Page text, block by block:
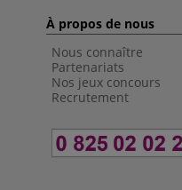
À propos de nous
Nous connaître
Partenariats
Nos jeux concours
Recrutement